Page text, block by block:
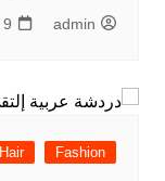
admin 9 يونيو، 2026
Fashion
Hair